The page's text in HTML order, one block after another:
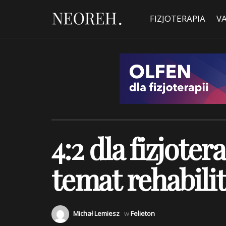
FIZJOTERAPIA
4:2 dla
temat
Michał Lemiesz wFelieton